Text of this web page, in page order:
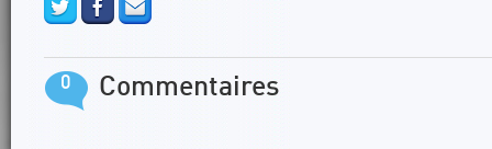
0 Commentaires